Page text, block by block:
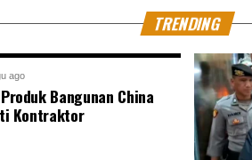
TRENDING
ago
Bangunan China
Kontraktor